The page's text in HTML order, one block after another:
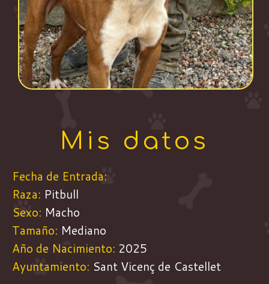
Mis datos
Fecha de Entrada:
Raza: Pitbull
Sexo: Macho
Tamaño: Mediano
Año de Nacimiento: 2025
Ayuntamiento: Sant Vicenç de Castellet